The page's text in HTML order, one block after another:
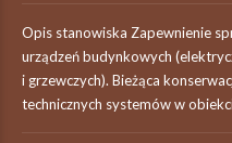
Opis stanowiska Zapewnienie
urządzeń budynkowych
i grzewczych). Bieżąca
technicznych systemów w